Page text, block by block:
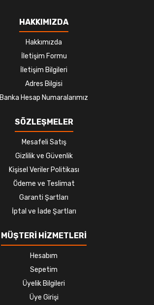
HAKKIMIZDA
Hakkımızda
İletişim Formu
İletişim Bilgileri
Adres Bilgisi
Banka Hesap Numaralarımız
SÖZLEŞMELER
Mesafeli Satış
Gizlilik ve Güvenlik
Kişisel Veriler Politikası
Ödeme ve Teslimat
Garanti Şartları
İptal ve İade Şartları
MÜŞTERİ HİZMETLERİ
Hesabım
Sepetim
Üyelik Bilgileri
Üye Girişi